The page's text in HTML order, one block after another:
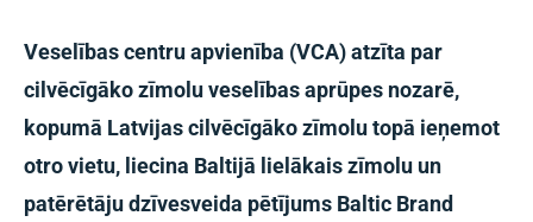
Veselības centru apvienība (VCA) atzīta par
cilvēcīgāko zīmolu veselības aprūpes nozarē,
kopumā Latvijas cilvēcīgāko zīmolu topā ieņemot
otro vietu, liecina Baltijā lielākais zīmolu un
patērētāju dzīvesveida pētījums Baltic Brand